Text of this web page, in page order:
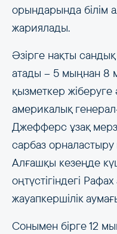
орындарында білім
жариялады.
Әзірге нақты
атады – 5 мыңнан 8
қызметкер
америкалық
Джефферс ұзақ
сарбаз орналастыру
Алғашқы кезеңде
оңтүстігіндегі
жауапкершілік
Сонымен бірге 12